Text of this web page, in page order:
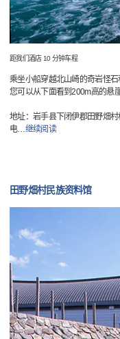
距我们酒店 10 分钟车程
乘坐小船穿越北山崎的奇岩怪石
您可以从下面看到200m高的悬
地址：岩手县下闭伊郡田野畑村
电…继续阅读
田野畑村民族资料馆